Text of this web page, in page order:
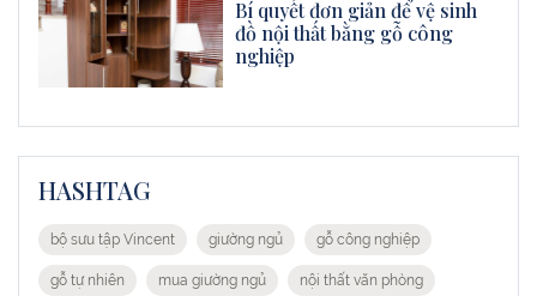
Bí quyết đơn giản để vệ sinh
đồ nội thất bằng gỗ công
nghiệp
HASHTAG
bộ sưu tập Vincent giường ngủ
gỗ công nghiệp
gỗ tự nhiên
mua giường ngủ
nội thất văn phòng